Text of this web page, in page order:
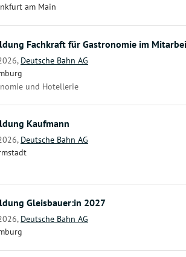
am Main
Fachkraft für Gastronomie im
Deutsche Bahn AG
und Hotellerie
Kaufmann
Deutsche Bahn AG
Gleisbauer:in 2027
Deutsche Bahn AG